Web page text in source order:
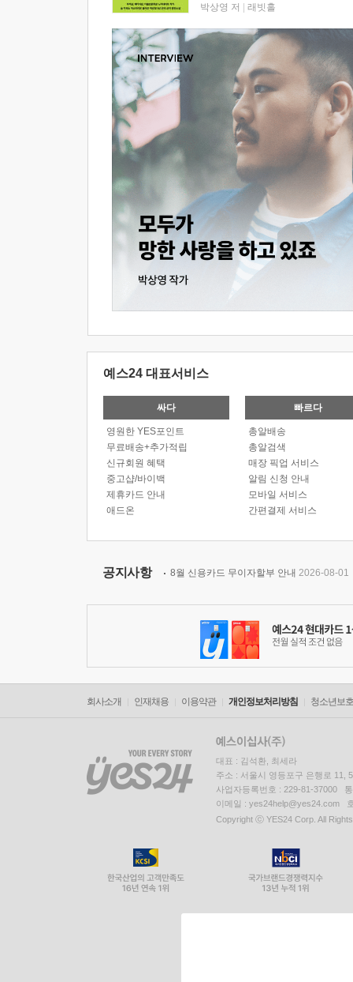
박상영 저 래빗홀
예스24 대표서비스
싸다
영원한 YES포인트
무료배송+추가적립
신규회원 혜택
중고샵/바이백
제휴카드 안내
애드온
빠르다
총알배송
총알검색
매장 픽업 서비스
알림 신청 안내
모바일 서비스
간편결제 서비스
공지사항 8월 신용카드 무이자할부 안내 2026-08-01
회사소개 인재채용 이용약관 개인정보처리방침 청소년보
대표 : 김석환, 최세라
주소 : 서울시 영등포구 은행로 11,
사업자등록번호 : 229-81-37000
이메일 : yes24help@yes24.com
Copyright ⓒ YES24 Corp. All